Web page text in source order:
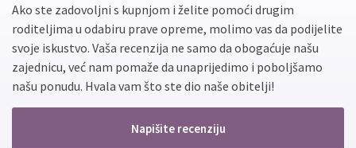
Ako ste zadovoljni s kupnjom i želite pomoći drugim
roditeljima u odabiru prave opreme, molimo vas da podijelite
svoje iskustvo. Vaša recenzija ne samo da obogaćuje našu
zajednicu, već nam pomaže da unaprijedimo i poboljšamo
našu ponudu. Hvala vam što ste dio naše obitelji!
Napišite recenziju